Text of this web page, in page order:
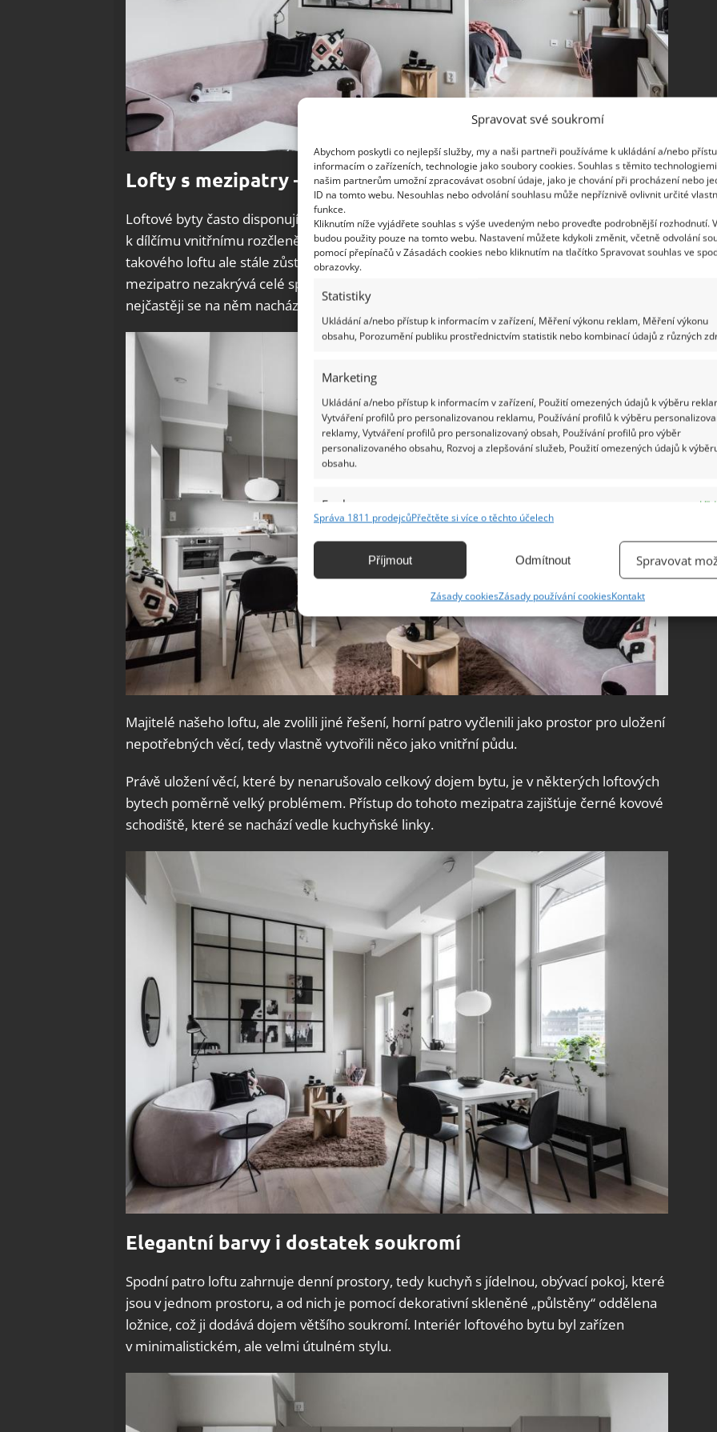
Spravovat své soukromí
Abychom poskytli co nejlepší služby, my a naši partneři používáme k ukládání a/nebo
informacím o zařízeních, technologie jako soubory cookies. Souhlas s těmito
našim partnerům umožní zpracovávat osobní údaje, jako je chování při procházení nebo
ID na tomto webu. Nesouhlas nebo odvolání souhlasu může nepříznivě ovlivnit určité
funkce.
Kliknutím níže vyjádřete souhlas s výše uvedeným nebo proveďte podrobnější rozhodnutí.
budou použity pouze na tomto webu. Nastavení můžete kdykoli změnit, včetně odvolání
pomocí přepínačů v Zásadách cookies nebo kliknutím na tlačítko Spravovat souhlas ve
obrazovky.
Statistiky
Ukládání a/nebo přístup k informacím v zařízení, Měření výkonu reklam, Měření výkonu
obsahu, Porozumění publiku prostřednictvím statistik nebo kombinací údajů z různých
Marketing
Ukládání a/nebo přístup k informacím v zařízení, Použití omezených údajů k výběru
Vytváření profilů pro personalizovanou reklamu, Používání profilů k výběru
reklamy, Vytváření profilů pro personalizovaný obsah, Používání profilů pro výběr
personalizovaného obsahu, Rozvoj a zlepšování služeb, Použití omezených údajů k
obsahu.
Funkce
Identifikace zařízení na základě automaticky přenášených informací.
základě aktivně vyžádaných informací.
Zajištění bezpečnosti, předcházení a zjišťování podvodů a
odstraňování chyb, Poskytování a zobrazování reklamy a obsahu,
Ukládání a sdělování voleb ochrany osobních údajů.
Správa 1811 prodejcůPřečtěte si více o těchto účelech
Příjmout Odmítnout Spravovat
Zásady cookiesZásady používání cookiesKontakt
Lofty s mezipatry – zajímavé i praktické
Loftové byty často disponují vysokými stropy, čehož se v poslední době využívá
k dílčímu vnitřnímu rozčlenění bytu prostřednictvím mezipatra či galerie. Horní úroveň
takového loftu ale stále zůstává otevřena směrem do zbývající části bytu, neboť toto
mezipatro nezakrývá celé spodní podlaží. Slouží pouze jako místo pro odpočinek,
nejčastěji se na něm nachází postel.
Majitelé našeho loftu, ale zvolili jiné řešení, horní patro vyčlenili jako prostor pro uložení
nepotřebných věcí, tedy vlastně vytvořili něco jako vnitřní půdu.
Právě uložení věcí, které by nenarušovalo celkový dojem bytu, je v některých loftových
bytech poměrně velký problémem. Přístup do tohoto mezipatra zajišťuje černé kovové
schodiště, které se nachází vedle kuchyňské linky.
Elegantní barvy i dostatek soukromí
Spodní patro loftu zahrnuje denní prostory, tedy kuchyň s jídelnou, obývací pokoj, které
jsou v jednom prostoru, a od nich je pomocí dekorativní skleněné „půlstěny“ oddělena
ložnice, což ji dodává dojem většího soukromí. Interiér loftového bytu byl zařízen
v minimalistickém, ale velmi útulném stylu.